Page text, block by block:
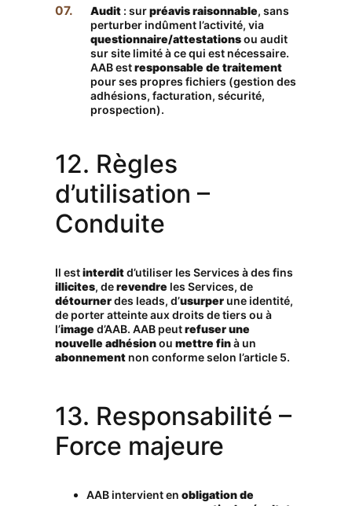
Audit : surpréavis raisonnable, sans
perturber indûment l’activité, via
questionnaire/attestationsou audit
sur site limité à ce qui est nécessaire.
AAB estresponsable de traitement
pour ses propres fichiers (gestion des
adhésions, facturation, sécurité,
prospection).
12. Règles
d’utilisation –
Conduite
Il estinterditd’utiliser les Services à des fins
illicites, derevendre les Services, de
détournerdes leads, d’usurper une identité,
de porter atteinte aux droits de tiers ou à
l’image d’AAB. AAB peutrefuser une
nouvelle adhésionoumettre finà un
abonnement non conforme selon l’article 5.
13. Responsabilité –
Force majeure
AAB intervient enobligation de